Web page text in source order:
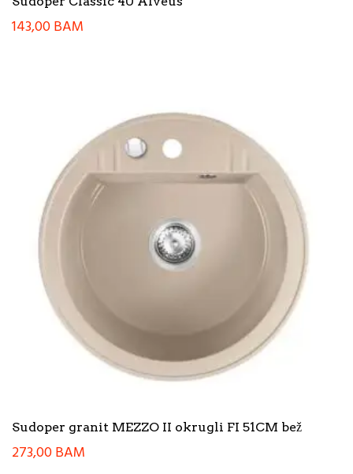
143,00BAM
Sudoper granit MEZZO II okrugli FI 51CM bež
273,00BAM